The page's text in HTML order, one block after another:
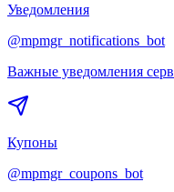
Уведомления
@mpmgr_notifications_bot
Важные уведомления
Купоны
@mpmgr_coupons_bot